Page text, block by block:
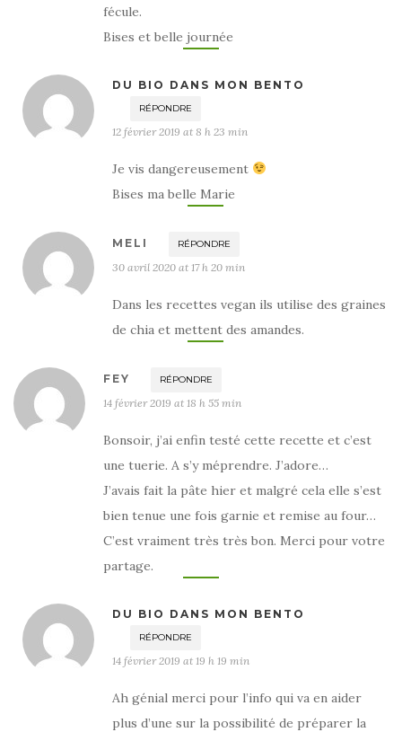
fécule.
Bises et belle journée
DU BIO DANS MON BENTO
RÉPONDRE
12 février 2019 at 8 h 23 min
Je vis dangereusement
Bises ma belle Marie
MELI RÉPONDRE
30 avril 2020 at 17 h 20 min
Dans les recettes vegan ils utilise des graines
de chia et mettent des amandes.
FEY RÉPONDRE
14 février 2019 at 18 h 55 min
Bonsoir, j’ai enfin testé cette recette et c’est
une tuerie. A s’y méprendre. J’adore…
J’avais fait la pâte hier et malgré cela elle s’est
bien tenue une fois garnie et remise au four…
C’est vraiment très très bon. Merci pour votre
partage.
DU BIO DANS MON BENTO
RÉPONDRE
14 février 2019 at 19 h 19 min
Ah génial merci pour l’info qui va en aider
plus d’une sur la possibilité de préparer la